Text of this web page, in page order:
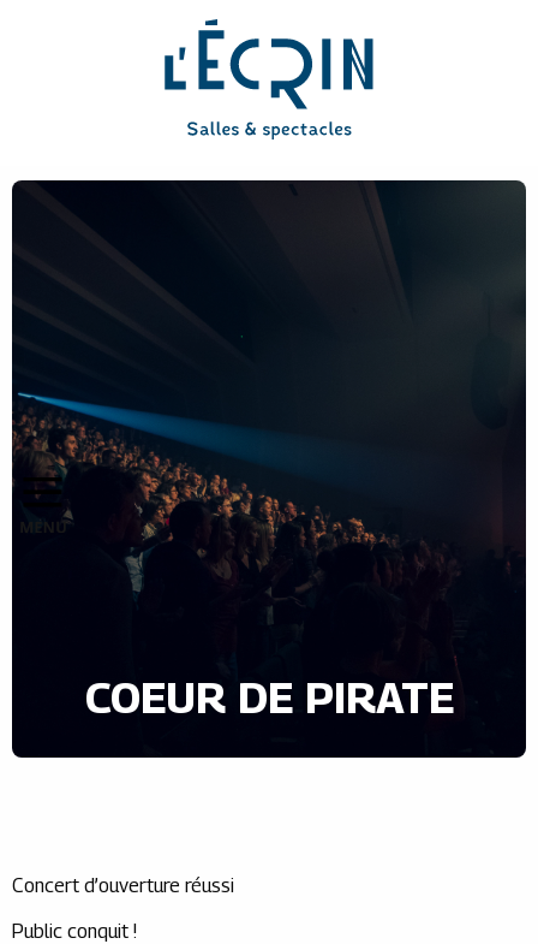
COEUR DE PIRATE
Concert d’ouverture réussi
Public conquit !